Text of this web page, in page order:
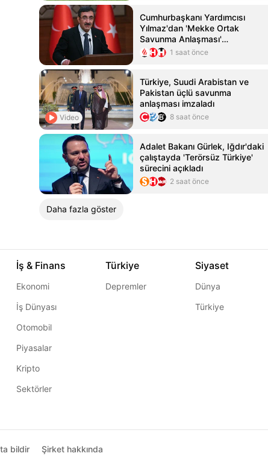
Cumhurbaşkanı Yardımcısı
Yılmaz'dan 'Mekke Ortak
Savunma Anlaşması'
açıklaması: Ekonomik
işbirliklerine ivme
1 saat önce
Video
Türkiye, Suudi Arabistan ve
Pakistan üçlü savunma
anlaşması imzaladı
8 saat önce
Adalet Bakanı Gürlek, Iğdır'daki
çalıştayda 'Terörsüz Türkiye'
sürecini açıkladı
2 saat önce
Daha fazla göster
İş & Finans
Ekonomi
İş Dünyası
Otomobil
Piyasalar
Kripto
Sektörler
Türkiye
Depremler
Siyaset
Dünya
Türkiye
bildir Şirket hakkında